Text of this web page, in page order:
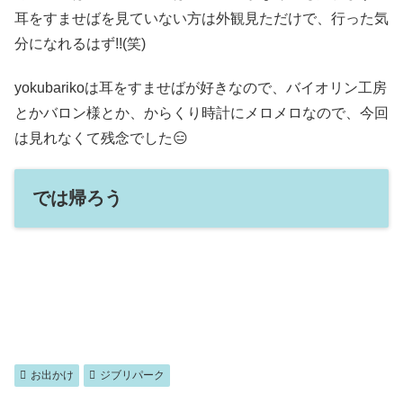
耳をすませばを見ていない方は外観見ただけで、行った気
分になれるはず!!(笑)
yokubarikoは耳をすませばが好きなので、バイオリン工房
とかバロン様とか、からくり時計にメロメロなので、今回
は見れなくて残念でした😑
では帰ろう
お出かけ ジブリパーク